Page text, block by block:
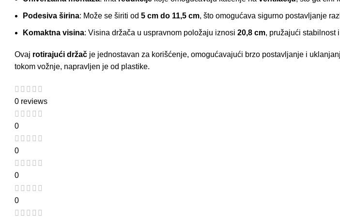
Podesiva širina: Može se širiti od 5 cm do 11,5 cm, što omogućava sigurno postavljanje
Komaktna visina: Visina držača u uspravnom položaju iznosi 20,8 cm, pružajući stabilnost
Ovaj rotirajući držač je jednostavan za korišćenje, omogućavajući brzo postavljanje i
tokom vožnje, napravljen je od plastike.
0 reviews
0
0
0
0